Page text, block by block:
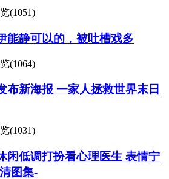
(1051)
能静可以的，被吐槽戏多
(1064)
布新海报 一家人拯救世界末日
(1031)
闲低调打扮看心理医生 表情宁
图集-